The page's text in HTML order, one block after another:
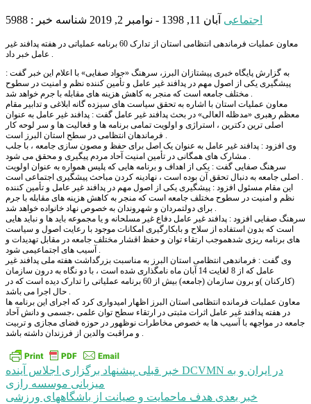
اجتماعی آبان 11, 1398 - نوامبر 2, 2019 شناسه خبر : 5988
معاون عملیات فرماندهی انتظامی استان از تدارک 60 برنامه عملیاتی در هفته پدافند غیر
عامل خبر داد .
به گزارش پایگاه خبری پیشتازان البرز، سرهنگ «جواد صفایی» با اعلام این خبر گفت :
پیشگیری یکی از اصول مهم در پدافند غیر عامل و تأمین کننده نظم و امنیت در سطوح
مختلف جامعه است که منجر به کاهش هزینه های مقابله با جرم خواهد شد .
معاون عملیات استان با اشاره به تحقق سیاست های سیزده گانه ابلاغی و تدابیر مقام
معظم رهبری «مدظله العالی» در بحث پدافند غیر عامل گفت : پدافند غیر عامل به عنوان
اصلی ترین دکترین ، استراژی و اولویت تمامی برنامه ها و فعالیت ها و سر لوحه کار
فرماندهان انتظامی در سطح استان البرز است .
وی افزود : پدافند غیر عامل به عنوان یک اصل برای حفظ و مصون سازی جامعه ، با جلب
مشارک های همگانی در تأمین امنیت آحاد مردم پیگیری و محقق می شود .
سرهنگ صفایی گفت : یکی از اهداف و برنامه هایی که پلیس همواره به عنوان اولویت
اصلی جامعه به دنبال تحقق آن بوده است ، نهادینه کردن مباحث پیشگیری اجتماعی است .
این مقام مسئول افزود : پیشگیری یکی از اصول مهم در پدافند غیر عامل و تأمین کننده
نظم و امنیت در سطوح مختلف جامعه است که منجر به کاهش هزینه های مقابله با جرم
برای دولتمردان و شهروندان به خصوص نهاد خانواده خواهد شد .
سرهنگ صفایی افزود : پدافند غیر عامل دفاع غیر مسلحانه و یا مجموعه باید ها و نباید هایی
است که بدون استفاده از سلاح و بابکارگیری امکانات موجود با رعایت اصول و سیاست
های برنامه ریزی شدهموجب ارتقاء توان و حفظ اقشار مختلف جامعه در مقابل تهدیدات و
آسیب های اجتماعیمی شود .
وی گفت : فرماندهی انتظامی استان البرز به مناسبت بزرگداشت هفته ملی پدافند غیر
عامل که از 8 لغایت 14 آبان ماه نامگذاری شده است ، با دو نگاه به درون سازمان
(کارکنان )و برون سازمان (جامعه) بیش از 60 برنامه عملیاتی را تدارک دیده است که در
حال اجرا می باشد .
معاون عملبات فرمانده انتظامی استان البرز اظهار امیدواری کرد که اجرای این برنامه ها
در هفته پدافند غیر عامل اثرات مثبتی در ارتقاء سطح توان علمی ،جسمی و دانش آحاد
جامعه در مواجهه با آسیب ها به خصوص مخاطرات نوظهور در حوزه فضای مجازی و تربیت
و مراقبت والدین از فرزندان داشته باشد .
راهبری
نوشته
خبر قبلی پیشنهاد برگزاری اجلاس آینده DCVMN در ایران و به
میزبانی موسسه رازی
خبر بعدی هدف ماحمایت و صیانت از باشگاههای ورزشی